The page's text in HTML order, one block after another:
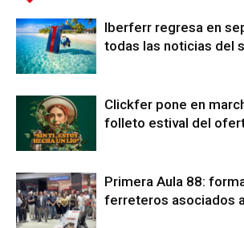
Iberferr regresa en
todas las noticias del
Clickfer pone en
folleto estival del
Primera Aula 88:
ferreteros asociados